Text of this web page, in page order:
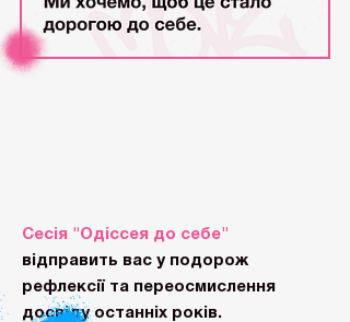
Сесія "Одіссея до себе"
відправить вас у подорож
рефлексії та переосмислення
досвіду останніх років.